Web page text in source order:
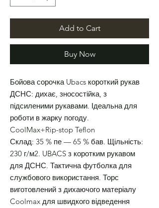
Add to Cart
Buy Now
Бойова сорочка Ubacs короткий рукав
ДСНС: дихає, зносостійка, з
підсиленими рукавами. Ідеальна для
роботи в жарку погоду.
CoolMax+Rip-stop Teflon
Склад: 35 % пе — 65 % бав. Щільність:
230 г/м2. UBACS з коротким рукавом
для ДСНС. Тактична футболка для
службового використання. Торс
виготовлений з дихаючого матеріалу
Coolmax для швидкого відведення